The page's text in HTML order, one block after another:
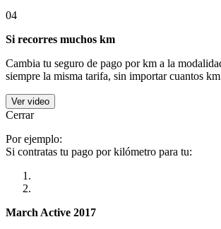
04
Si recorres muchos km
Cambia tu seguro de pago por km a la
siempre la misma tarifa, sin importar cuantos
Ver video
Cerrar
Por ejemplo:
Si contratas tu pago por kilómetro para tu:
March Active 2017